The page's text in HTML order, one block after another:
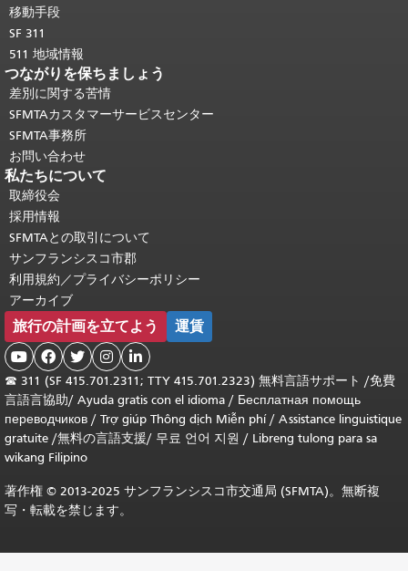
移動手段
SF 311
511 地域情報
つながりを保ちましょう
差別に関する苦情
SFMTAカスタマーサービスセンター
SFMTA事務所
お問い合わせ
私たちについて
取締役会
採用情報
SFMTAとの取引について
サンフランシスコ市郡
利用規約／プライバシーポリシー
アーカイブ
旅行の計画を立てよう 運賃
    
☎ 311 (SF 415.701.2311; TTY 415.701.2323) 無料言語サポート /免費
言語言協助/ Ayuda gratis con el idioma / Бесплатная помощь
переводчиков / Trợ giúp Thông dịch Miễn phí/ Assistance linguistique
gratuite /無料の言語支援/ 무료 언어 지원 / Libreng tulong para sa
wikang Filipino
著作権 © 2013-2025 サンフランシスコ市交通局 (SFMTA)。無断複
写・転載を禁じます。